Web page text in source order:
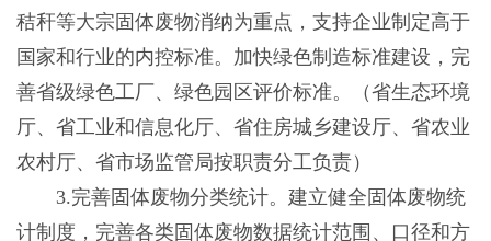
秸秆等大宗固体废物消纳为重点，支持企业制定高于
国家和行业的内控标准。加快绿色制造标准建设，完
善省级绿色工厂、绿色园区评价标准。（省生态环境
厅、省工业和信息化厅、省住房城乡建设厅、省农业
农村厅、省市场监管局按职责分工负责）
3.完善固体废物分类统计。建立健全固体废物统
计制度，完善各类固体废物数据统计范围、口径和方